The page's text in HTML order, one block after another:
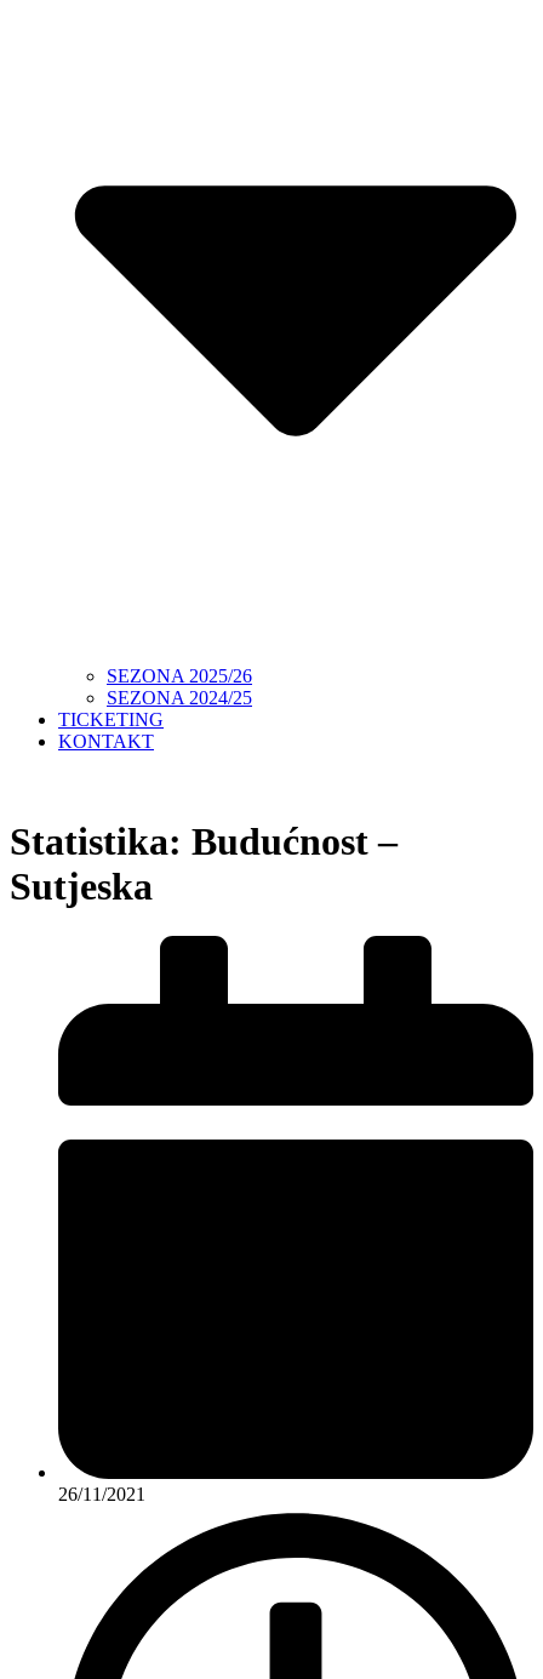
SEZONA 2025/26
SEZONA 2024/25
TICKETING
KONTAKT
Statistika: Budućnost –
Sutjeska
26/11/2021